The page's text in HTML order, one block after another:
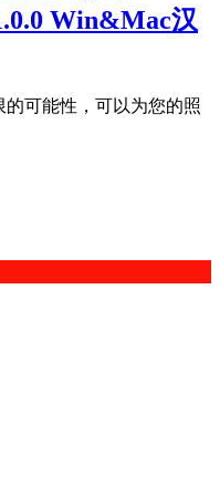
Win&Mac汉
的可能性，可以为您的照